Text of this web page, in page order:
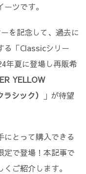
ツです。
を記念して、過去に
る「Classicシリー
年夏に登場し再販希
YELLOW
シック）
」が待望
にとって購入できる
定で登場！本記事で
ご紹介します。